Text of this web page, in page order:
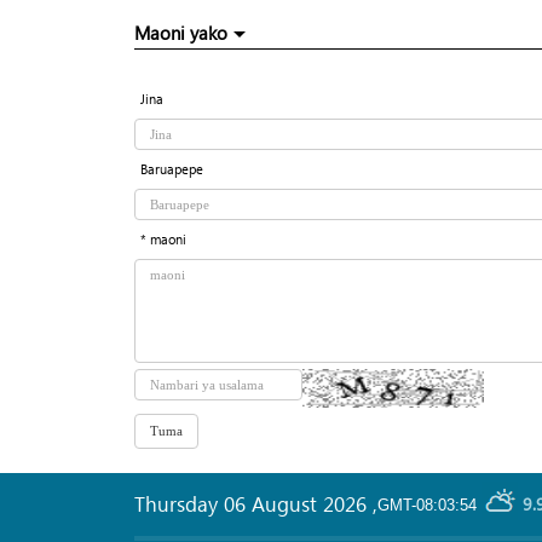
Maoni yako
Jina
Baruapepe
* maoni
GMT-08:03:54
Thursday 06 August 2026 ,